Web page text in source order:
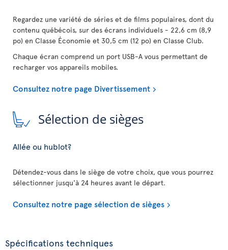
Regardez une variété de séries et de films populaires, dont du
contenu québécois, sur des écrans individuels - 22,6 cm (8,9
po) en Classe Économie et 30,5 cm (12 po) en Classe Club.
Chaque écran comprend un port USB-A vous permettant de
recharger vos appareils mobiles.
Consultez notre page Divertissement
Sélection de sièges
Allée ou hublot?
Détendez-vous dans le siège de votre choix, que vous pourrez
sélectionner jusqu'à 24 heures avant le départ.
Consultez notre page sélection de sièges
Spécifications techniques